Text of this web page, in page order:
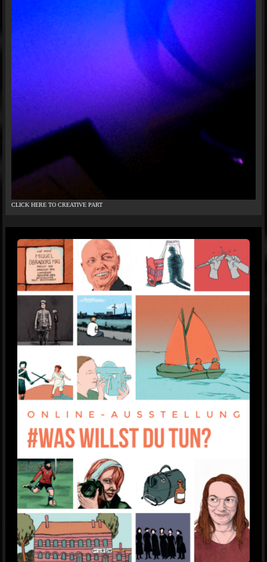
CLICK HERE TO CREATIVE PART